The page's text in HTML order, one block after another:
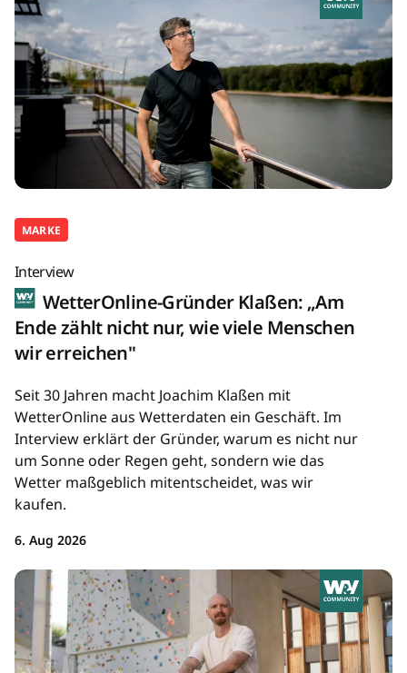
MARKE
Interview
WetterOnline-Gründer Klaßen: „Am
Ende zählt nicht nur, wie viele Menschen
wir erreichen"
Seit 30 Jahren macht Joachim Klaßen mit
WetterOnline aus Wetterdaten ein Geschäft. Im
Interview erklärt der Gründer, warum es nicht nur
um Sonne oder Regen geht, sondern wie das
Wetter maßgeblich mitentscheidet, was wir
kaufen.
6. Aug 2026